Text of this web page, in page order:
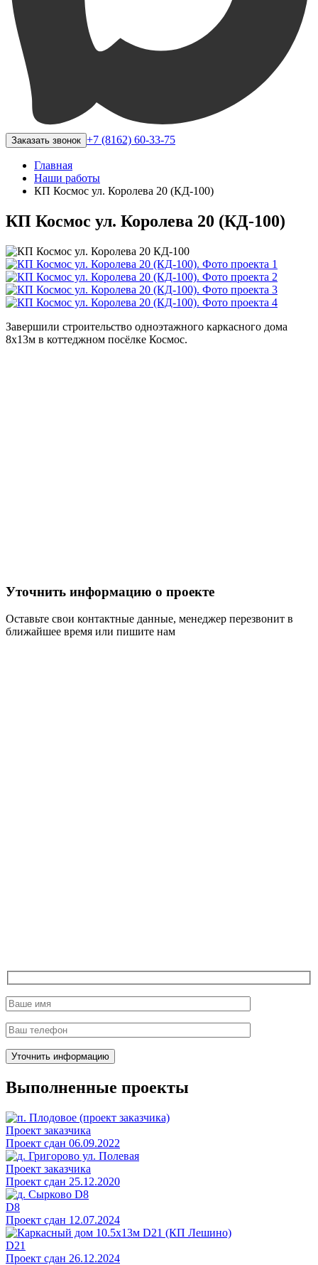
Заказать звонок +7 (8162) 60-33-75
Главная
Наши работы
КП Космос ул. Королева 20 (КД-100)
КП Космос ул. Королева 20 (КД-100)
Завершили строительство одноэтажного каркасного дома
8х13м в коттеджном посёлке Космос.
Уточнить информацию о проекте
Оставьте свои контактные данные, менеджер перезвонит в
ближайшее время или пишите нам
Выполненные проекты
Проект заказчика
Проект сдан 06.09.2022
Проект заказчика
Проект сдан 25.12.2020
D8
Проект сдан 12.07.2024
D21
Проект сдан 26.12.2024